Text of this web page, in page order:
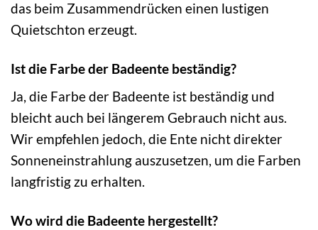
das beim Zusammendrücken einen lustigen
Quietschton erzeugt.
Ist die Farbe der Badeente beständig?
Ja, die Farbe der Badeente ist beständig und
bleicht auch bei längerem Gebrauch nicht aus.
Wir empfehlen jedoch, die Ente nicht direkter
Sonneneinstrahlung auszusetzen, um die Farben
langfristig zu erhalten.
Wo wird die Badeente hergestellt?